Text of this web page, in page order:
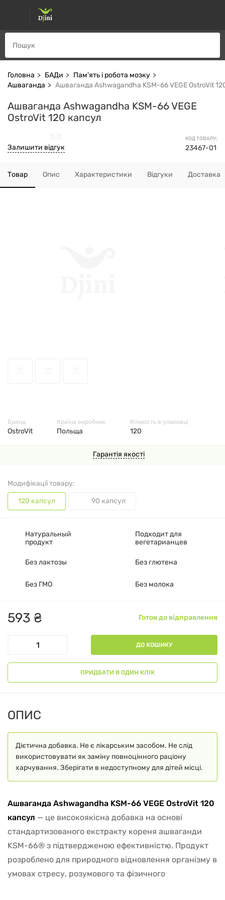
Головна БАДи
Пам'ять і робота мозку
Ашваганда
Ашваганда Ashwagandha KSM-66 VEGE OstroVit
Ашваганда Ashwagandha KSM-66 VEGE
OstroVit 120 капсул
КОД ТОВАРУ:
23467-01
Залишити відгук
Товар Опис Характеристики Відгуки Доставка
Гарантія якості
Модифікації товару:
120 капсул 90 капсул
593 ₴ Готов до відправлення
ДО КОШИКУ
ПРИДБАТИ В ОДИН КЛІК
Натуральный
продукт
Подходит для
вегетарианцев
Без лактозы Без глютена
Без ГМО Без молока
Бренд
OstroVit
Країна виробник
Польща
Кількість в упаковці
120
ОПИС
Дієтична добавка. Не є лікарським засобом. Не слід
використовувати як заміну повноцінного раціону
харчування. Зберігати в недоступному для дітей місці.
Ашваганда Ashwagandha KSM-66 VEGE OstroVit 120
капсул — це високоякісна добавка на основі
стандартизованого екстракту кореня ашваганди
KSM-66® з підтвердженою ефективністю. Продукт
розроблено для природного відновлення організму в
умовах стресу, розумового та фізичного